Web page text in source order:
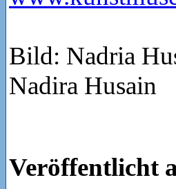
Bild: Nadria
Nadira Husain
Veröffentlicht